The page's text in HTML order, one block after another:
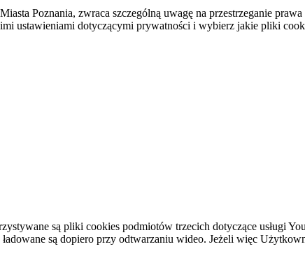
Poznania, zwraca szczególną uwagę na przestrzeganie
ustawieniami dotyczącymi prywatności i wybierz jakie pliki
są pliki cookies podmiotów trzecich dotyczące usługi
są dopiero przy odtwarzaniu wideo. Jeżeli więc